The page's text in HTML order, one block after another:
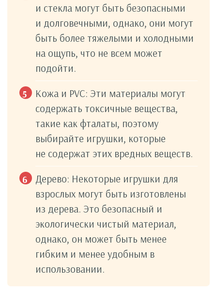
и стекла могут быть безопасными
и долговечными, однако, они могут
быть более тяжелыми и холодными
на ощупь, что не всем может
подойти.
Кожа и PVC: Эти материалы могут
содержать токсичные вещества,
такие как фталаты, поэтому
выбирайте игрушки, которые
не содержат этих вредных веществ.
Дерево: Некоторые игрушки для
взрослых могут быть изготовлены
из дерева. Это безопасный и
экологически чистый материал,
однако, он может быть менее
гибким и менее удобным в
использовании.